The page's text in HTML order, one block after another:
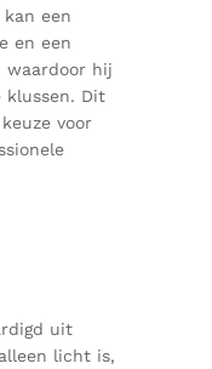
een
en een
waardoor hij
klussen. Dit
voor
uit
licht is,